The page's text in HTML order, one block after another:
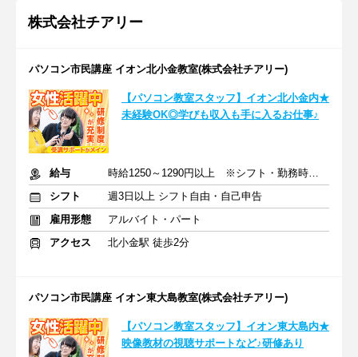
株式会社チアリー
パソコン市民講座 イオン北小金教室(株式会社チアリー)
【パソコン教室スタッフ】イオン北小金内★
未経験OK◎学びも収入も手に入るお仕事♪
給与
時給1250～1290円以上 ※シフト・勤務時間数による
シフト
週3日以上 シフト自由・自己申告
雇用形態
アルバイト・パート
アクセス
北小金駅 徒歩2分
パソコン市民講座 イオン東大島教室(株式会社チアリー)
【パソコン教室スタッフ】イオン東大島内★
映像教材の視聴サポートなど♪研修あり